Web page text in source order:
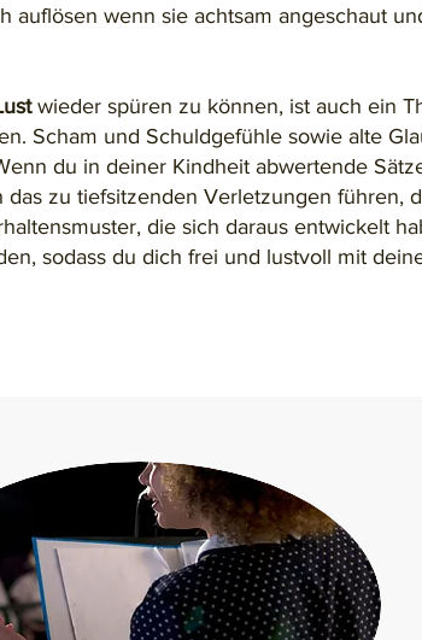
auflösen wenn sie achtsam angeschaut
wieder spüren zu können, ist auch ein
Scham und Schuldgefühle sowie alte
du in deiner Kindheit abwertende
das zu tiefsitzenden Verletzungen führen,
die sich daraus entwickelt
sodass du dich frei und lustvoll mit